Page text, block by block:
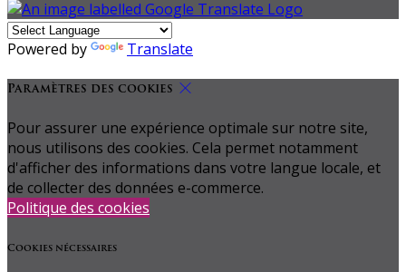
Powered by Translate
Paramètres des cookies
Pour assurer une expérience optimale sur notre site,
nous utilisons des cookies. Cela permet notamment
d'afficher des informations dans votre langue locale, et
de collecter des données e-commerce.
Politique des cookies
Cookies nécessaires